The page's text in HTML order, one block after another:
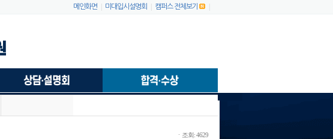
메인화면 미대입시설명회 캠퍼스 전체보기
ㆍ조회: 4629